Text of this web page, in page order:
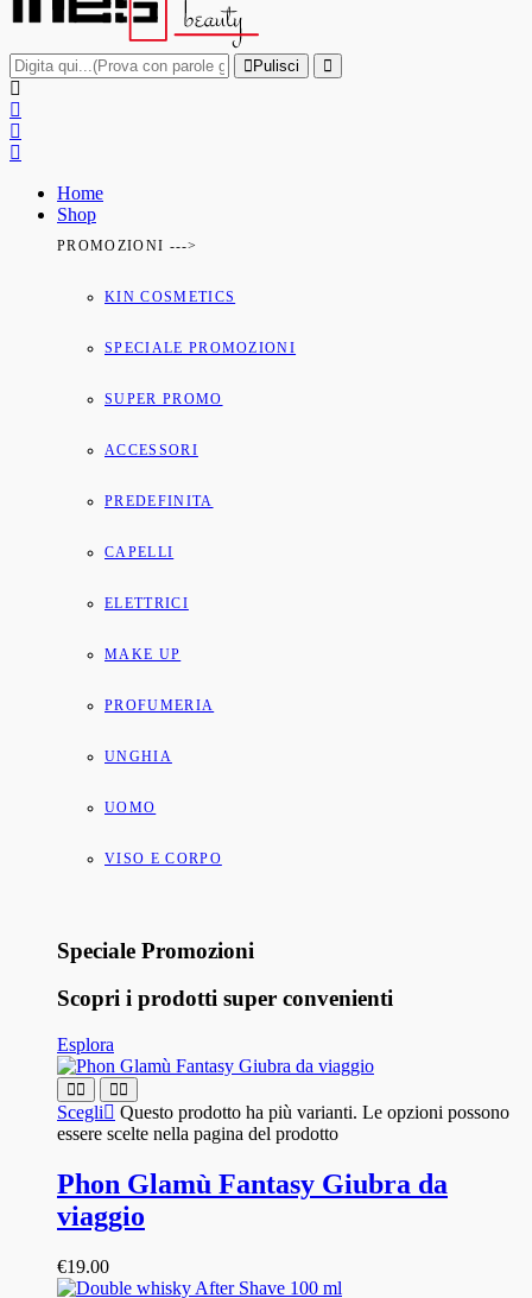
Pulisci
Home
Shop
PROMOZIONI --->
KIN COSMETICS
SPECIALE PROMOZIONI
SUPER PROMO
ACCESSORI
PREDEFINITA
CAPELLI
ELETTRICI
MAKE UP
PROFUMERIA
UNGHIA
UOMO
VISO E CORPO
Speciale Promozioni
Scopri i prodotti super convenienti
Esplora
Scegli
Questo prodotto ha più varianti. Le opzioni possono
essere scelte nella pagina del prodotto
Phon Glamù Fantasy Giubra da
viaggio
€19.00